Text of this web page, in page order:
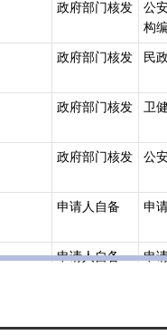
政府部门核发
公
构
政府部门核发 民
政府部门核发 卫
政府部门核发 公
申请人自备 申
申请人自备 申